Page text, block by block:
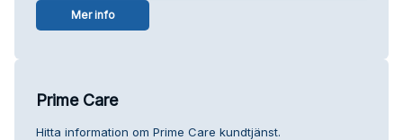
Mer info
Prime Care
Hitta information om Prime Care kundtjänst.